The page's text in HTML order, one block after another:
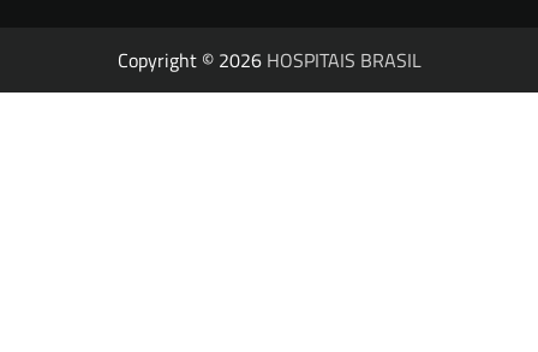
Copyright © 2026 HOSPITAIS BRASIL